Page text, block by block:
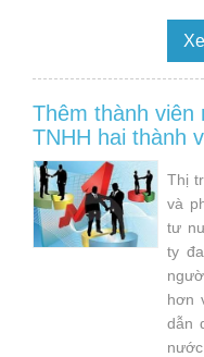
Thêm thành
TNHH hai thành
Thị
và
tư
ty
hơn
dẫn